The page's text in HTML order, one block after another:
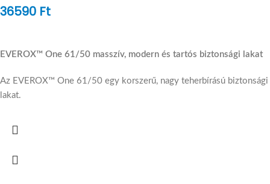
36590 Ft
EVEROX™ One 61/50 masszív, modern és tartós biztonsági lakat
Az EVEROX™ One 61/50 egy korszerű, nagy teherbírású biztonsági
lakat.